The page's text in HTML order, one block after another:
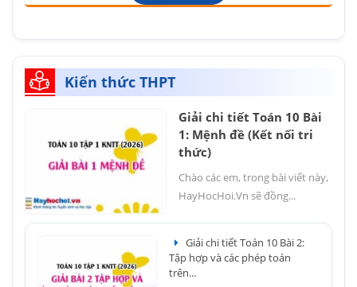
Kiến thức THPT
Giải chi tiết Toán 10 Bài
1: Mệnh đề (Kết nối tri
thức)
Chào các em, trong bài viết này,
HayHocHoi.Vn sẽ đồng...
Giải chi tiết Toán 10 Bài 2:
Tập hợp và các phép toán
trên...